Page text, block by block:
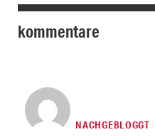
kommentare
NACHGEBLOGGT